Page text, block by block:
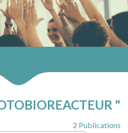
"
2 Publications